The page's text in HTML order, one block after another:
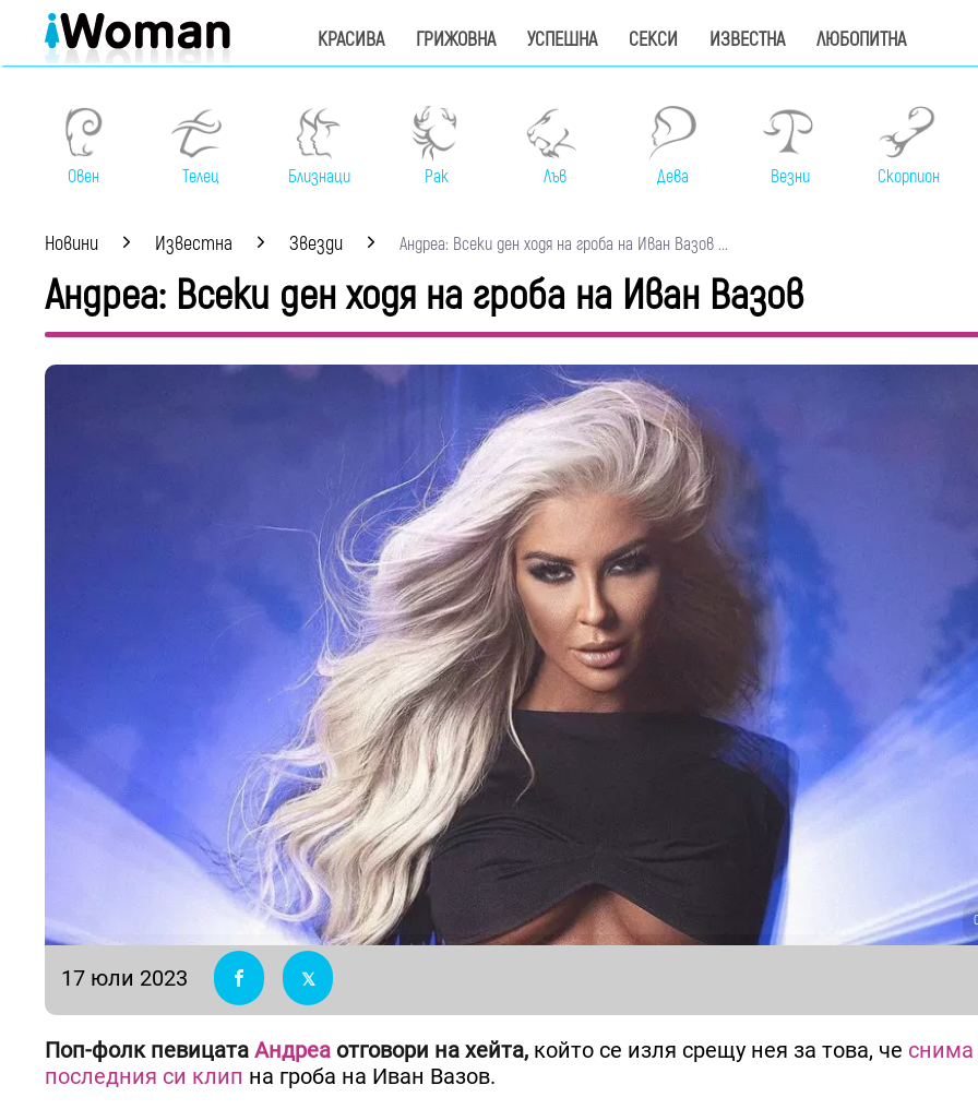
КРАСИВА ГРИЖОВНА УСПЕШНА СЕКСИ ИЗВЕСТНА ЛЮБОПИТНА
Овен Телец Близнаци Рак Лъв Дева Везни Скорпион
Новини Известна Звезди Андреа: Всеки ден ходя на гроба на Иван Вазов ...
Андреа: Всеки ден ходя на гроба на Иван Вазов
17 юли 2023
Поп-фолк певицата Андреа отговори на хейта, който се изля срещу нея за това, че снима
последния си клип на гроба на Иван Вазов.